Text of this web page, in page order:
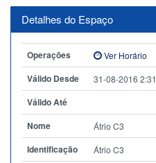
Detalhes do Espaço
Operações Ver Horário
Válido Desde 31-08-2016 2:31
Válido Até
Nome
Átrio C3
Identificação Átrio C3